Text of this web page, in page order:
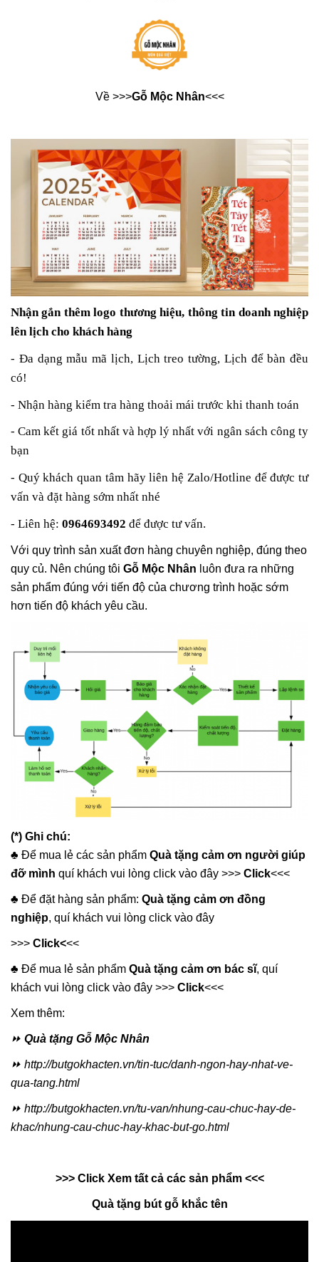
Về >>>Gỗ Mộc Nhân<<<
Nhận gắn thêm logo thương hiệu, thông tin doanh nghiệp
lên lịch cho khách hàng
- Đa dạng mẫu mã lịch, Lịch treo tường, Lịch để bàn đều
có!
- Nhận hàng kiểm tra hàng thoải mái trước khi thanh toán
- Cam kết giá tốt nhất và hợp lý nhất với ngân sách công ty
bạn
- Quý khách quan tâm hãy liên hệ Zalo/Hotline để được tư
vấn và đặt hàng sớm nhất nhé
- Liên hệ: 0964693492 để được tư vấn.
Với quy trình sản xuất đơn hàng chuyên nghiệp, đúng theo
quy củ. Nên chúng tôi Gỗ Mộc Nhân luôn đưa ra những
sản phẩm đúng với tiến độ của chương trình hoặc sớm
hơn tiến độ khách yêu cầu.
(*) Ghi chú:
♣️ Để mua lẻ các sản phẩm Quà tặng cảm ơn người giúp
đỡ mình quí khách vui lòng click vào đây >>> Click<<<
♣️ Để đặt hàng sản phẩm: Quà tặng cảm ơn đồng
nghiệp, quí khách vui lòng click vào đây
>>> Click<<<
♣️ Để mua lẻ sản phẩm Quà tặng cảm ơn bác sĩ, quí
khách vui lòng click vào đây >>> Click<<<
Xem thêm:
⏩ Quà tặng Gỗ Mộc Nhân
⏩ http://butgokhacten.vn/tin-tuc/danh-ngon-hay-nhat-ve-
qua-tang.html
⏩ http://butgokhacten.vn/tu-van/nhung-cau-chuc-hay-de-
khac/nhung-cau-chuc-hay-khac-but-go.html
>>> Click Xem tất cả các sản phẩm <<<
Quà tặng bút gỗ khắc tên